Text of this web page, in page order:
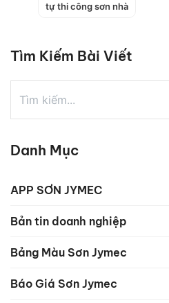
tự thi công sơn nhà
Tìm Kiếm Bài Viết
Danh Mục
APP SƠN JYMEC
Bản tin doanh nghiệp
Bảng Màu Sơn Jymec
Báo Giá Sơn Jymec